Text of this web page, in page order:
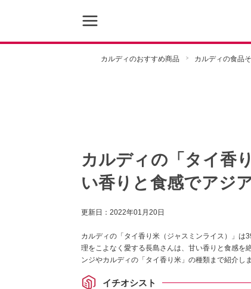
カルディのおすすめ商品 カルディの食品
カルディの「タイ香
い香りと食感でアジ
更新日： 2022年01月20日
カルディの「タイ香り米（ジャスミンライス）」
理をこよなく愛する長島さんは、甘い香りと食感を
ンジやカルディの「タイ香り米」の種類まで紹介しま
イチオシスト